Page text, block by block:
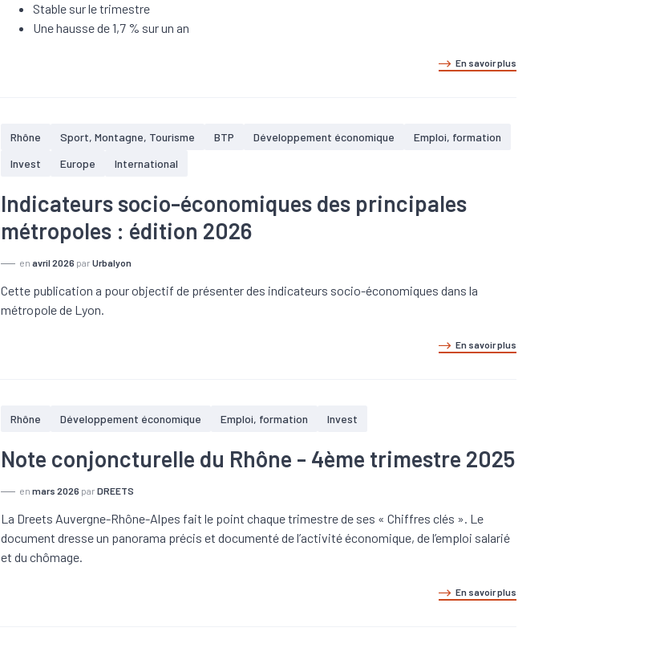
Stable sur le trimestre
Une hausse de 1,7 % sur un an
En savoir plus
Rhône Sport, Montagne, Tourisme BTP Développement économique
Emploi, formation
Invest
Europe International
Indicateurs socio-économiques des principales
métropoles : édition 2026
enavril 2026 parUrbalyon
Cette publication a pour objectif de présenter des indicateurs socio-économiques dans la
métropole de Lyon.
En savoir plus
Rhône Développement économique Emploi, formation Invest
Note conjoncturelle du Rhône - 4ème trimestre 2025
enmars 2026 parDREETS
La Dreets Auvergne-Rhône-Alpes fait le point chaque trimestre de ses « Chiffres clés ». Le
document dresse un panorama précis et documenté de l’activité économique, de l’emploi salarié
et du chômage.
En savoir plus